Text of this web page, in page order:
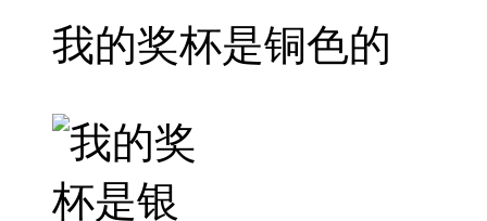
我的奖杯是铜色的